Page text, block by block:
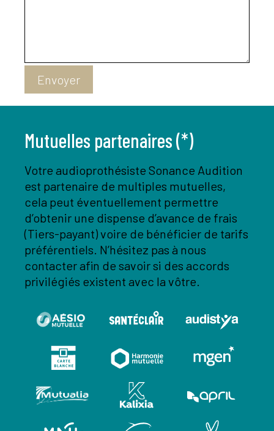
Envoyer
Mutuelles partenaires (*)
Votre audioprothésiste Sonance Audition
est partenaire de multiples mutuelles,
cela peut éventuellement permettre
d’obtenir une dispense d’avance de frais
(Tiers-payant) voire de bénéficier de tarifs
préférentiels. N’hésitez pas à nous
contacter afin de savoir si des accords
privilégiés existent avec la vôtre.